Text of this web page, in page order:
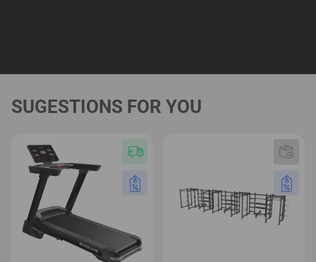
SUGESTIONS FOR YOU